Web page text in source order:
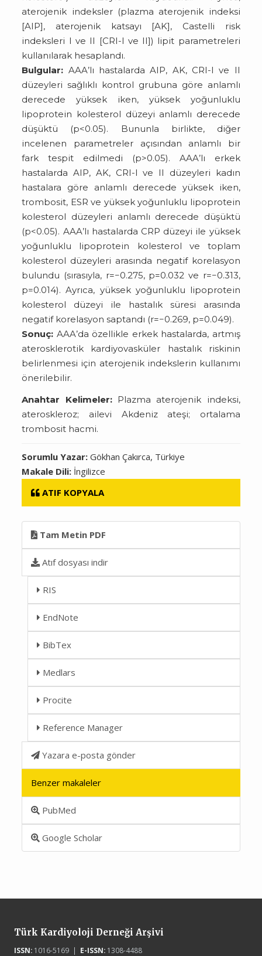
aterojenik indeksler (plazma aterojenik indeksi
[AIP], aterojenik katsayı [AK], Castelli risk
indeksleri I ve II [CRI-I ve II]) lipit parametreleri
kullanılarak hesaplandı.
Bulgular: AAA’lı hastalarda AIP, AK, CRI-I ve II
düzeyleri sağlıklı kontrol grubuna göre anlamlı
derecede yüksek iken, yüksek yoğunluklu
lipoprotein kolesterol düzeyi anlamlı derecede
düşüktü (p<0.05). Bununla birlikte, diğer
incelenen parametreler açısından anlamlı bir
fark tespit edilmedi (p>0.05). AAA’lı erkek
hastalarda AIP, AK, CRI-I ve II düzeyleri kadın
hastalara göre anlamlı derecede yüksek iken,
trombosit, ESR ve yüksek yoğunluklu lipoprotein
kolesterol düzeyleri anlamlı derecede düşüktü
(p<0.05). AAA’lı hastalarda CRP düzeyi ile yüksek
yoğunluklu lipoprotein kolesterol ve toplam
kolesterol düzeyleri arasında negatif korelasyon
bulundu (sırasıyla, r=−0.275, p=0.032 ve r=−0.313,
p=0.014). Ayrıca, yüksek yoğunluklu lipoprotein
kolesterol düzeyi ile hastalık süresi arasında
negatif korelasyon saptandı (r=−0.269, p=0.049).
Sonuç: AAA’da özellikle erkek hastalarda, artmış
aterosklerotik kardiyovasküler hastalık riskinin
belirlenmesi için aterojenik indekslerin kullanımı
önerilebilir.
Anahtar Kelimeler:Plazma aterojenik indeksi,
ateroskleroz; ailevi Akdeniz ateşi; ortalama
trombosit hacmi.
Sorumlu Yazar:Gökhan Çakırca, Türkiye
Makale Dili: İngilizce
ATIF KOPYALA
Tam Metin PDF
Atıf dosyası indir
RIS
EndNote
BibTex
Medlars
Procite
Reference Manager
Yazara e-posta gönder
Benzer makaleler
PubMed
Google Scholar
Türk Kardiyoloji Derneği Arşivi
ISSN:1016-5169 | E-ISSN:1308-4488